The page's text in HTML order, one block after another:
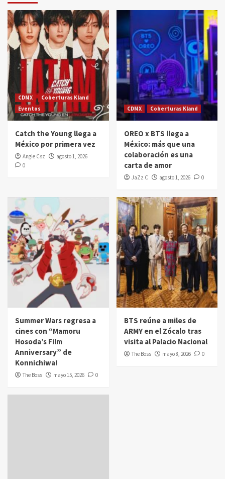
CDMX
Coberturas Kland
Eventos
Catch the Young llega a
México por primera vez
Angie Csz
agosto 1, 2026
0
CDMX Coberturas Kland
OREO x BTS llega a
México: más que una
colaboración es una
carta de amor
JaZz C agosto 1, 2026 0
Summer Wars regresa a
cines con “Mamoru
Hosoda’s Film
Anniversary” de
Konnichiwa!
The Boss mayo 15, 2026 0
BTS reúne a miles de
ARMY en el Zócalo tras
visita al Palacio Nacional
The Boss mayo 8, 2026 0